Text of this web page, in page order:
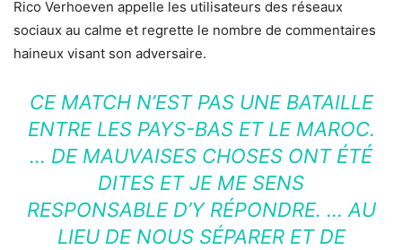
Rico Verhoeven appelle les utilisateurs des réseaux
sociaux au calme et regrette le nombre de commentaires
haineux visant son adversaire.
CE MATCH N’EST PAS UNE BATAILLE
ENTRE LES PAYS-BAS ET LE MAROC.
… DE MAUVAISES CHOSES ONT ÉTÉ
DITES ET JE ME SENS
RESPONSABLE D’Y RÉPONDRE. … AU
LIEU DE NOUS SÉPARER ET DE